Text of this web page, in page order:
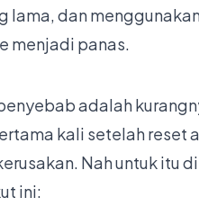
lama, dan
menjadi panas.
adalah
kali setelah reset
Nah untuk itu
ini: